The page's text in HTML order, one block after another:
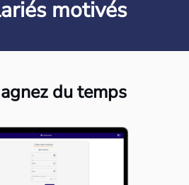
motivés
du temps